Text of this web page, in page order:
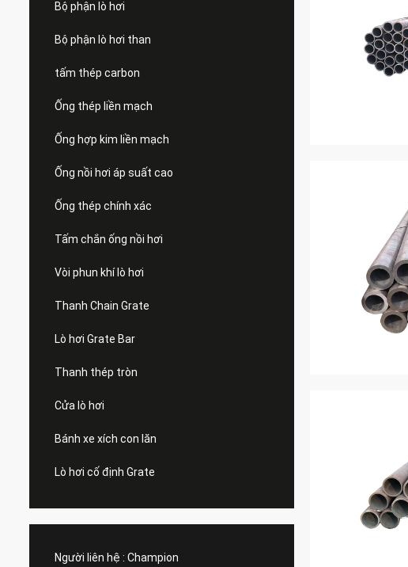
Bộ phận lò hơi
Bộ phận lò hơi than
tấm thép carbon
Ống thép liền mạch
Ống hợp kim liền mạch
Ống nồi hơi áp suất cao
Ống thép chính xác
Tấm chắn ống nồi hơi
Vòi phun khí lò hơi
Thanh Chain Grate
Lò hơi Grate Bar
Thanh thép tròn
Cửa lò hơi
Bánh xe xích con lăn
Lò hơi cố định Grate
Người liên hệ : Champion